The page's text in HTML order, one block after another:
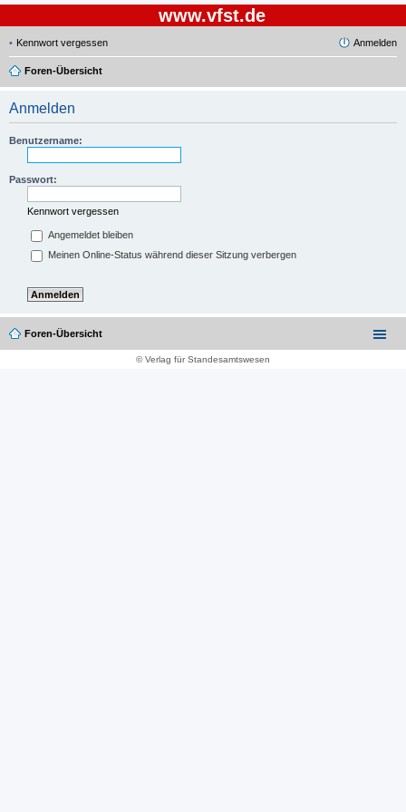
www.vfst.de
Kennwort vergessen Anmelden
Foren-Übersicht
Anmelden
Benutzername:
Passwort:
Kennwort vergessen
Angemeldet bleiben
Meinen Online-Status während dieser Sitzung verbergen
Foren-Übersicht
© Verlag für Standesamtswesen